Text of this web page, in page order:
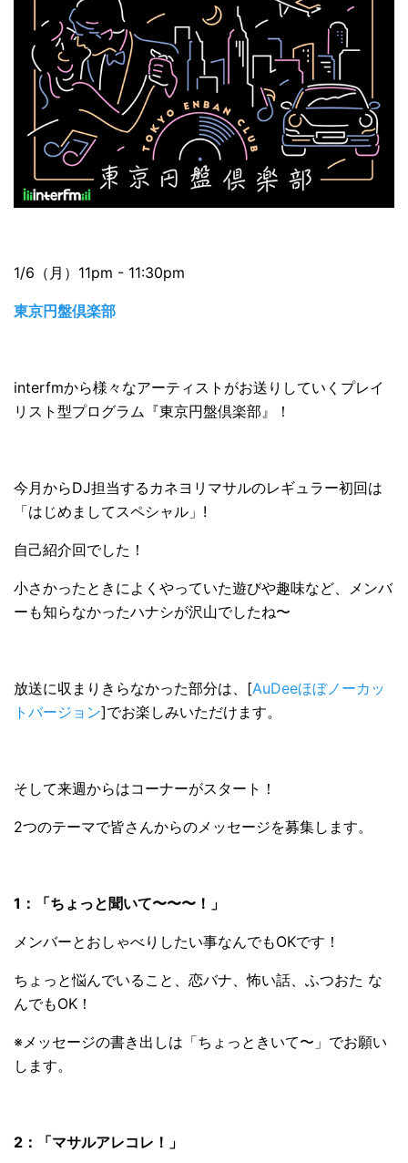
1/6（月）11pm - 11:30pm
東京円盤倶楽部
interfmから様々なアーティストがお送りしていくプレイ
リスト型プログラム『東京円盤倶楽部』！
今月からDJ担当するカネヨリマサルのレギュラー初回は
「はじめましてスペシャル」!
自己紹介回でした！
小さかったときによくやっていた遊びや趣味など、メンバ
ーも知らなかったハナシが沢山でしたね〜
放送に収まりきらなかった部分は、[AuDeeほぼノーカッ
トバージョン]でお楽しみいただけます。
そして来週からはコーナーがスタート！
2つのテーマで皆さんからのメッセージを募集します。
1：「ちょっと聞いて〜〜〜！」
メンバーとおしゃべりしたい事なんでもOKです！
ちょっと悩んでいること、恋バナ、怖い話、ふつおた な
んでもOK！
※メッセージの書き出しは「ちょっときいて〜」でお願い
します。
2：「マサルアレコレ！」